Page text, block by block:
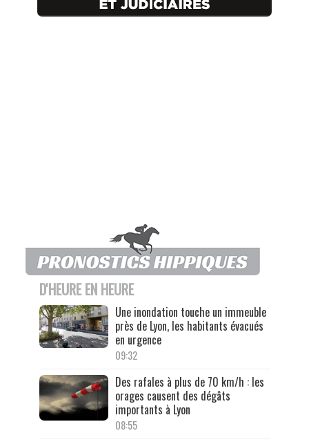
D'HEURE EN HEURE
Une inondation touche un immeuble
près de Lyon, les habitants évacués
en urgence
09:32
Des rafales à plus de 70 km/h : les
orages causent des dégâts
importants à Lyon
08:55